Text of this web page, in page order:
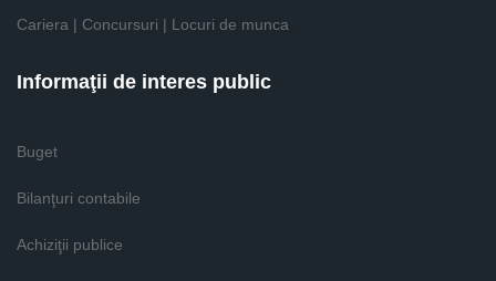
Cariera | Concursuri | Locuri de munca
Informaţii de interes public
Buget
Bilanţuri contabile
Achiziţii publice